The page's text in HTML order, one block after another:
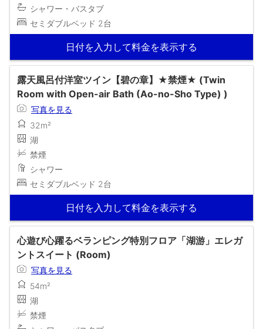
シャワー・バスタブ
セミダブルベッド 2台
日付を入力して料金を表示する
露天風呂付洋室ツイン【碧の章】★禁煙★ (Twin
Room with Open-air Bath (Ao-no-Sho Type) )
写真を見る
32m²
湖
禁煙
シャワー
セミダブルベッド 2台
日付を入力して料金を表示する
心遊び心躍るベランピング特別フロア「湖游」エレガ
ントスイート (Room)
写真を見る
54m²
湖
禁煙